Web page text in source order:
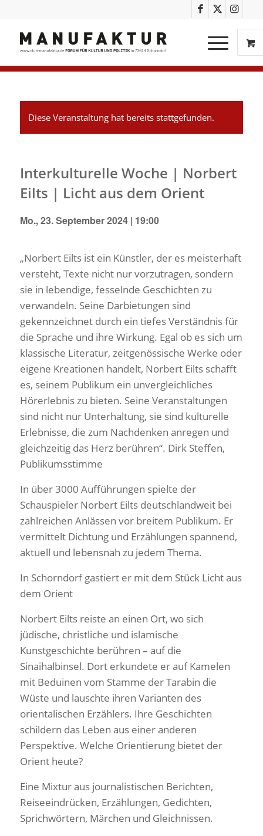
Diese Veranstaltung hat bereits stattgefunden.
Interkulturelle Woche | Norbert
Eilts | Licht aus dem Orient
Mo., 23. September 2024 | 19:00
„Norbert Eilts ist ein Künstler, der es meisterhaft
versteht, Texte nicht nur vorzutragen, sondern
sie in lebendige, fesselnde Geschichten zu
verwandeln. Seine Darbietungen sind
gekennzeichnet durch ein tiefes Verständnis für
die Sprache und ihre Wirkung. Egal ob es sich um
klassische Literatur, zeitgenössische Werke oder
eigene Kreationen handelt, Norbert Eilts schafft
es, seinem Publikum ein unvergleichliches
Hörerlebnis zu bieten. Seine Veranstaltungen
sind nicht nur Unterhaltung, sie sind kulturelle
Erlebnisse, die zum Nachdenken anregen und
gleichzeitig das Herz berühren“. Dirk Steffen,
Publikumsstimme
In über 3000 Aufführungen spielte der
Schauspieler Norbert Eilts deutschlandweit bei
zahlreichen Anlässen vor breitem Publikum. Er
vermittelt Dichtung und Erzählungen spannend,
aktuell und lebensnah zu jedem Thema.
In Schorndorf gastiert er mit dem Stück Licht aus
dem Orient
Norbert Eilts reiste an einen Ort, wo sich
jüdische, christliche und islamische
Kunstgeschichte berühren – auf die
Sinaihalbinsel. Dort erkundete er auf Kamelen
mit Beduinen vom Stamme der Tarabin die
Wüste und lauschte ihren Varianten des
orientalischen Erzählers. Ihre Geschichten
schildern das Leben aus einer anderen
Perspektive. Welche Orientierung bietet der
Orient heute?
Eine Mixtur aus journalistischen Berichten,
Reiseeindrücken, Erzählungen, Gedichten,
Sprichwörtern, Märchen und Gleichnissen.